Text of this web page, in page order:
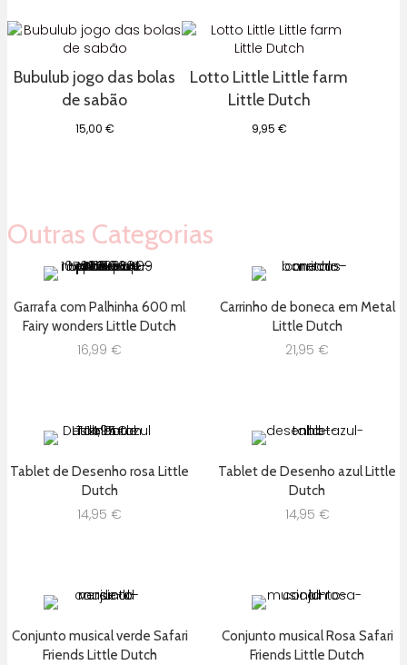
Bubulub jogo das bolas
de sabão
15,00 €
Lotto Little Little farm
Little Dutch
9,95 €
Outras Categorias
Garrafa com Palhinha 600 ml
Fairy wonders Little Dutch
16,99 €
Carrinho de boneca em Metal
Little Dutch
21,95 €
Tablet de Desenho rosa Little
Dutch
14,95 €
Tablet de Desenho azul Little
Dutch
14,95 €
Conjunto musical verde Safari
Friends Little Dutch
Conjunto musical Rosa Safari
Friends Little Dutch